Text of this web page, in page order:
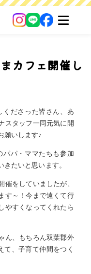
カフェ開催し
くださった皆さん、あ
スタッフ一同元気に開
願いします♪
パパ・ママたちも参加
たいと思います。
をしていましたが、
す～！今まで遠くて行
やすくなってくれたら
ん、もちろん双葉郡外
て、子育て仲間をつく